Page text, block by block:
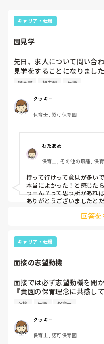
キャリア・転職
園見学
先日、求人について問い合
見学をすることになりました
私としては求人に応募した
問しましたが、見学なので
このような場合は本当に見
でしょうか？
履歴書 持ち物 転職
クッキー
保育士, 認可保育園
わたあめ
保育士, その他の職種, 保
持って行けって意見が多い
本当によかった！と感じたら
うーん？って思う所があれ
ありがとうございましたと
回答を
キャリア・転職
面接の志望動機
面接では必ず志望動機を聞
『貴園の保育理念に共感し
てると思いました』等々が
私自身、園の雰囲気とか園
正直なところ、家から通い
ところに重きを置いています
面接 転職 保育士
クッキー
保育士, 認可保育園